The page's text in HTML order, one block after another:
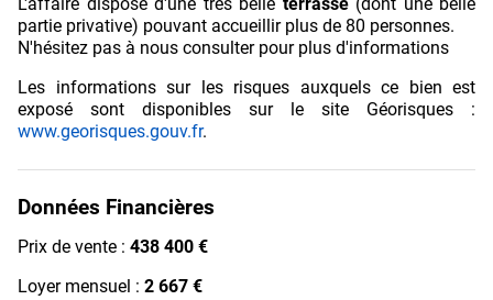
partie privative) pouvant accueillir plus de 80 personnes.
N'hésitez pas à nous consulter pour plus d'informations
Les informations sur les risques auxquels ce bien est
exposé sont disponibles sur le site Géorisques :
www.georisques.gouv.fr.
Données Financières
Prix de vente : 438 400 €
Loyer mensuel : 2 667 €